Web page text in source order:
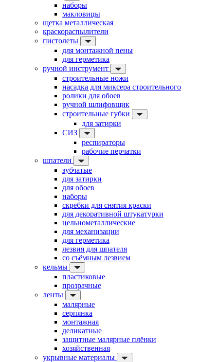
наборы
макловицы
щетка металлическая
краскораспылители
пистолеты
для монтажной пены
для герметика
ручной инструмент
строительные ножи
насадка для миксера строительного
ролики для обоев
ручной шлифовщик
строительные губки
для затирки
СИЗ
респираторы
рабочие перчатки
шпатели
зубчатые
для затирки
для обоев
наборы
скребки для снятия краски
для декоративной штукатурки
цельнометаллические
для механизации
для герметика
лезвия для шпателя
со съёмным лезвием
кельмы
пластиковые
прозрачные
ленты
малярные
серпянка
монтажная
деликатные
защитные малярные плёнки
хозяйственная
укрывные материалы